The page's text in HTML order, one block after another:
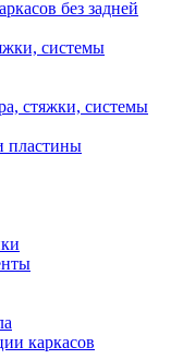
без задней
системы
стяжки, системы
пластины
каркасов